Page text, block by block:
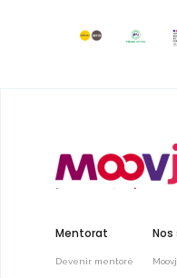
Mentorat
Devenir mentoré
Nos